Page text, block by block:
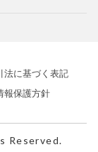
法に基づく表記
報保護方針
Reserved.